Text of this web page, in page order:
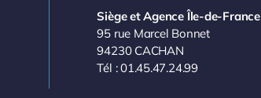
Siège et Agence Île-de-France
95 rue Marcel Bonnet
94230 CACHAN
Tél : 01.45.47.24.99